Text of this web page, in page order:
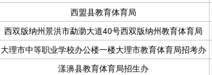
西盟县教育体育局
西双版纳州景洪市勐泐大道40号西双版纳州教育体育局
大理市中等职业学校办公楼一楼大理市教育体育局招考办
漾濞县教育体育局招生办